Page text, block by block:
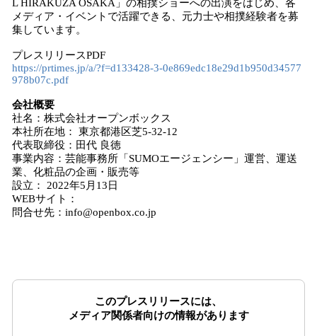
L HIRAKUZA OSAKA」の相撲ショーへの出演をはじめ、各
メディア・イベントで活躍できる、元力士や相撲経験者を募
集しています。
プレスリリースPDF
https://prtimes.jp/a/?f=d133428-3-0e869edc18e29d1b950d34577
978b07c.pdf
会社概要
社名：株式会社オープンボックス
本社所在地： 東京都港区芝5-32-12
代表取締役：田代 良徳
事業内容：芸能事務所「SUMOエージェンシー」運営、運送
業、化粧品の企画・販売等
設立： 2022年5月13日
WEBサイト：
問合せ先：info@openbox.co.jp
このプレスリリースには、
メディア関係者向けの情報があります